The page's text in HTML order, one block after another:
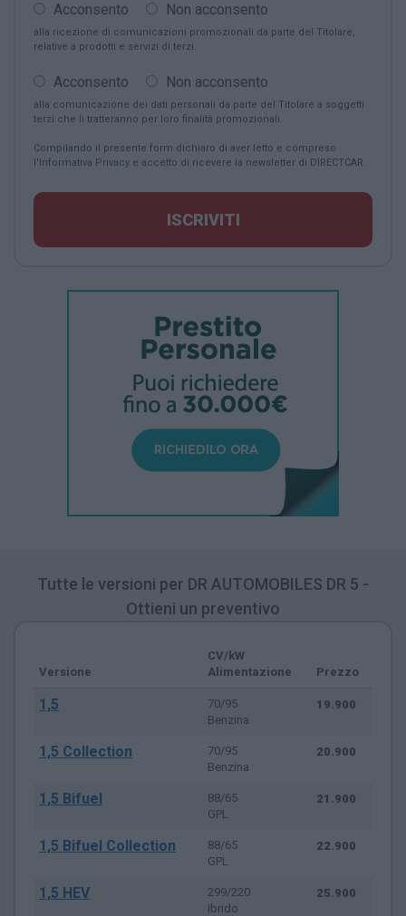
Acconsento Non acconsento
alla ricezione di comunicazioni promozionali da parte del Titolare,
relative a prodotti e servizi di terzi.
Acconsento Non acconsento
alla comunicazione dei dati personali da parte del Titolare a soggetti
terzi che li tratteranno per loro finalità promozionali.
Compilando il presente form dichiaro di aver letto e compreso
l' Informativa Privacy e accetto di ricevere la newsletter di DIRECTCAR.
ISCRIVITI
Tutte le versioni per DR AUTOMOBILES DR 5 -
Ottieni un preventivo
Versione
CV/kW
Alimentazione
Prezzo
1,5
70/95
Benzina
19.900
1,5 Collection
70/95
Benzina
20.900
1,5 Bifuel
88/65
GPL
21.900
1,5 Bifuel Collection
88/65
GPL
22.900
1,5 HEV
299/220
Ibrido
25.900